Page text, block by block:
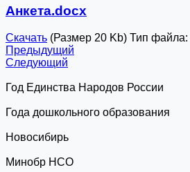
Анкета.docx
Скачать (Размер 20 Kb) Тип файла:
Предыдущий
Следующий
Год Единства Народов России
Года дошкольного образования
Новосибирь
Минобр НСО